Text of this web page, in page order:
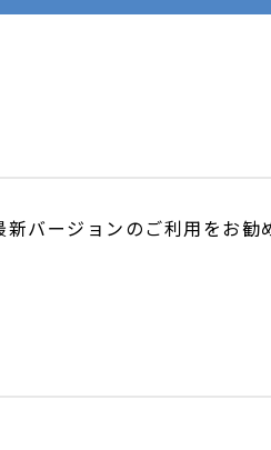
バージョンのご利用をお勧